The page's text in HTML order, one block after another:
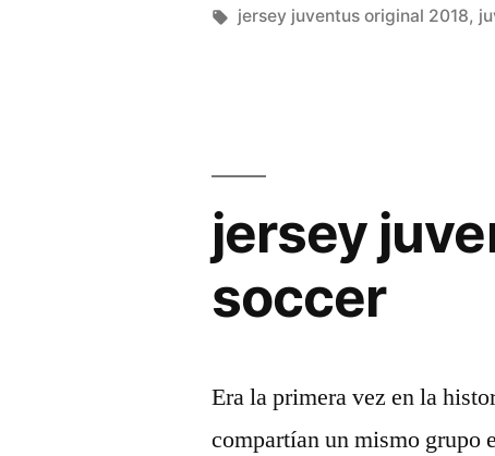
juventus
por
Etiquetas:
jersey juventus original 2018,
jersey
soccer
Era la primera vez en la
compartían un mismo grupo